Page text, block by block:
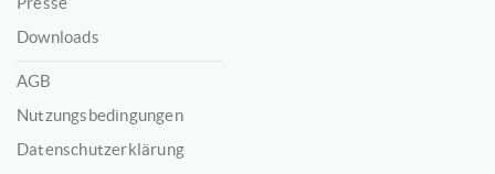
Downloads
AGB
Nutzungsbedingungen
Datenschutzerklärung